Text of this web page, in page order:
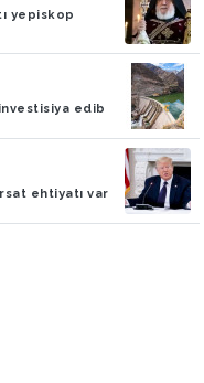
yepiskop
edib
ehtiyatı var